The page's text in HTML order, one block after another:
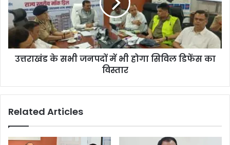
उत्तराखंड के सभी जनपदों में भी होगा सिविल डिफेंस का
विस्तार
Related Articles